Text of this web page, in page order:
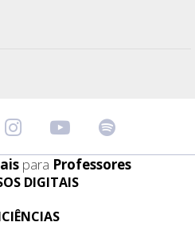
para Professores
DIGITAIS